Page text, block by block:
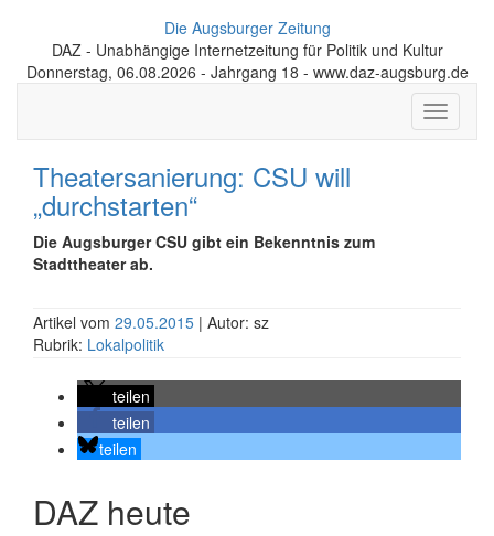
Die Augsburger Zeitung
DAZ - Unabhängige Internetzeitung für Politik und Kultur
Donnerstag, 06.08.2026 - Jahrgang 18 - www.daz-augsburg.de
Toggle
Theatersanierung: CSU will
„durchstarten“
Die Augsburger CSU gibt ein Bekenntnis zum
Stadttheater ab.
Artikel vom 29.05.2015 | Autor: sz
Rubrik: Lokalpolitik
teilen
teilen
teilen
DAZ heute